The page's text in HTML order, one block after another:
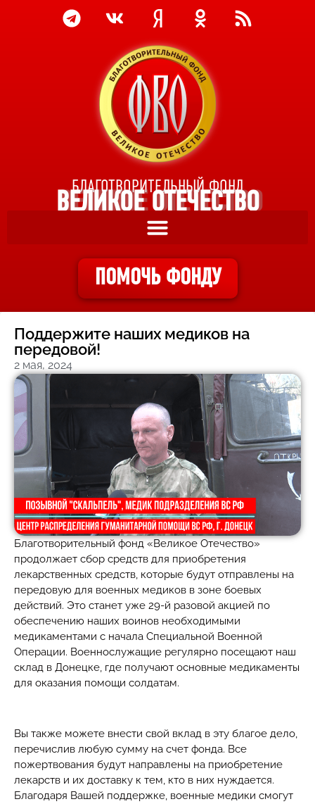
БЛАГОТВОРИТЕЛЬНЫЙ ФОНД
ВЕЛИКОЕ ОТЕЧЕСТВО
ПОМОЧЬ ФОНДУ
Поддержите наших медиков на
передовой!
2 мая, 2024
Благотворительный фонд «Великое Отечество»
продолжает сбор средств для приобретения
лекарственных средств, которые будут отправлены на
передовую для военных медиков в зоне боевых
действий. Это станет уже 29-й разовой акцией по
обеспечению наших воинов необходимыми
медикаментами с начала Специальной Военной
Операции. Военнослужащие регулярно посещают наш
склад в Донецке, где получают основные медикаменты
для оказания помощи солдатам.
Вы также можете внести свой вклад в эту благое дело,
перечислив любую сумму на счет фонда. Все
пожертвования будут направлены на приобретение
лекарств и их доставку к тем, кто в них нуждается.
Благодаря Вашей поддержке, военные медики смогут